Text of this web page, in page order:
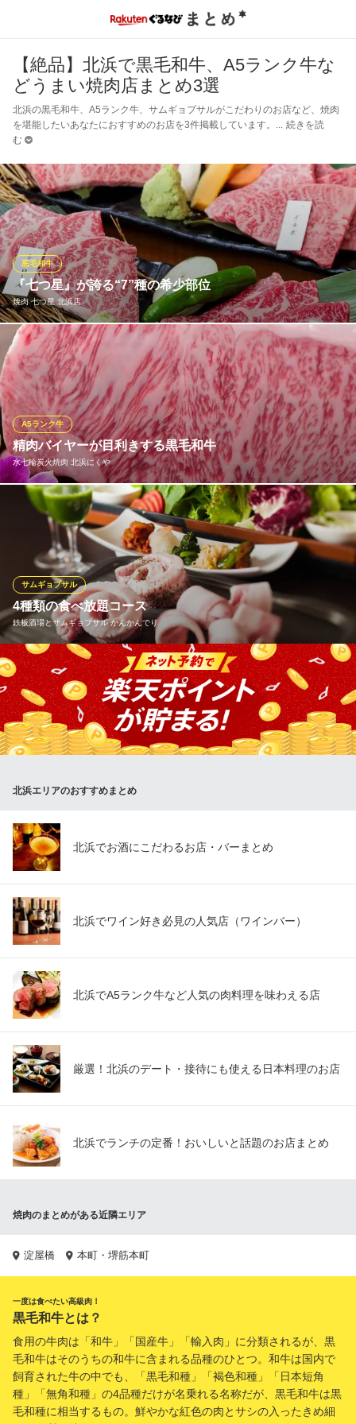
【絶品】北浜で黒毛和牛、A5ランク牛な
どうまい焼肉店まとめ3選
北浜の黒毛和牛、A5ランク牛、サムギョプサルがこだわりのお店など、焼肉
を堪能したいあなたにおすすめのお店を3件掲載しています。
続きを読
む
『七つ星』が誇る“7”種の希少部位
焼肉 七つ星 北浜店
黒毛和牛
『七つ星』という店名の由来は、黒毛和牛の中でもなかなか味わ
うことができない希少な部位＝“スター（星）”部位の中で、特に召
し上がっていただきたい“7”種類を厳選して提供したいという思い
から。独自のルートで仕入れを行う当店だからこそ、そのような
貴重な味わいもリーズナブルにお楽しみいただけます。
焼肉 七つ星 北浜店
黒毛和牛にこだわる焼肉
大阪メトロ堺筋線北浜駅 徒歩3分
大阪府大阪市中央区伏見町2-3-4
精肉バイヤーが目利きする黒毛和牛
水七輪炭火焼肉 北浜にくや
A5ランク牛
仕入れが違う！肉一筋！精肉専門バイヤーが目利きする全国屈指
の黒毛和牛をリーズナブルにご提供♪自家製にくや塩、秘伝のたれ
がさらにお肉のうま味を引き出します。
水七輪炭火焼肉 北浜にくや
個室接待感激の幻コース
大阪メトロ堺筋線北浜駅6番出口 徒歩2分
大阪府大阪市中央区伏見町2-4-4 伏見甲陽ビル2F
4種類の食べ放題コース
鉄板酒場とサムギョプサル かんかんでり
サムギョプサル
定番のサムギョプサルはもちろん、チーズタッカルビ、新登場の
海老ロール♪心ゆくまでお楽しみください！
鉄板酒場とサムギョプサル かんかんでり
食べ飲み放題/韓国料理
大阪メトロ堺筋線北浜駅 徒歩3分
北浜エリアのおすすめまとめ
北浜でお酒にこだわるお店・バーまとめ
北浜でワイン好き必見の人気店（ワインバー）
北浜でA5ランク牛など人気の肉料理を味わえる店
厳選！北浜のデート・接待にも使える日本料理のお店
北浜でランチの定番！おいしいと話題のお店まとめ
焼肉のまとめがある近隣エリア
淀屋橋 本町・堺筋本町
一度は食べたい高級肉！
黒毛和牛とは？
食用の牛肉は「和牛」「国産牛」「輸入肉」に分類されるが、黒
毛和牛はそのうちの和牛に含まれる品種のひとつ。和牛は国内で
飼育された牛の中でも、「黒毛和種」「褐色和種」「日本短角
種」「無角和種」の4品種だけが名乗れる名称だが、黒毛和牛は黒
毛和種に相当するもの。鮮やかな紅色の肉とサシの入ったきめ細